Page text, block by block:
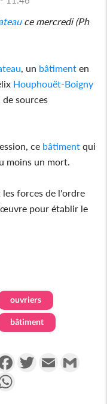
ce mercredi (Ph
, un bâtiment en
Houphouët-Boigny
sources
ce bâtiment qui
moins un mort.
les forces de l'ordre
pour établir le
ouvriers
bâtiment
FacebookTwitterEmail